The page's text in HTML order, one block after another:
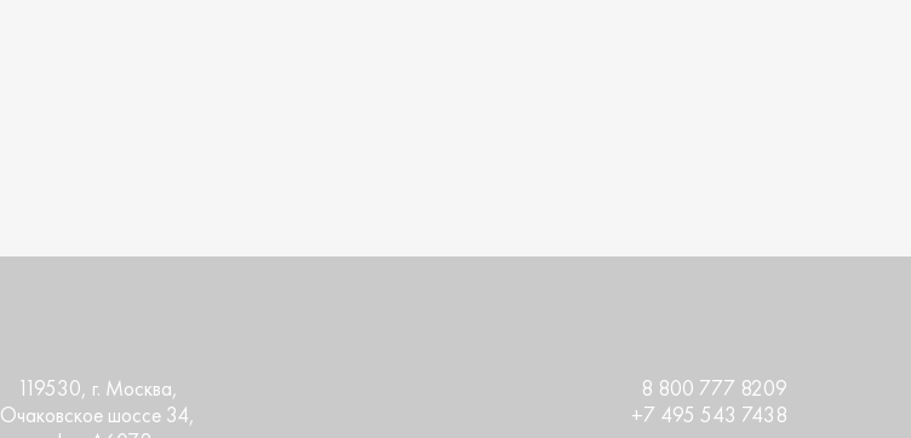
119530, г. Москва,
Очаковское шоссе 34,
8 800 777 8209
+7 495 543 7438